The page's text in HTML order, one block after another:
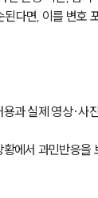
다면, 이를 변호
과 실제 영상·사
에서 과민반응을